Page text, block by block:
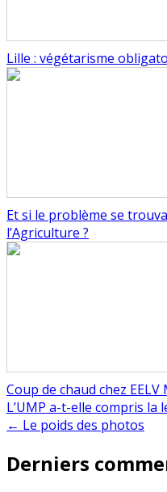
Lille : végétarisme
Et si le problème se
l’Agriculture ?
Coup de chaud chez
Navigation
de
l’article
L’UMP a-t-elle compris la
← Le poids des photos
Derniers